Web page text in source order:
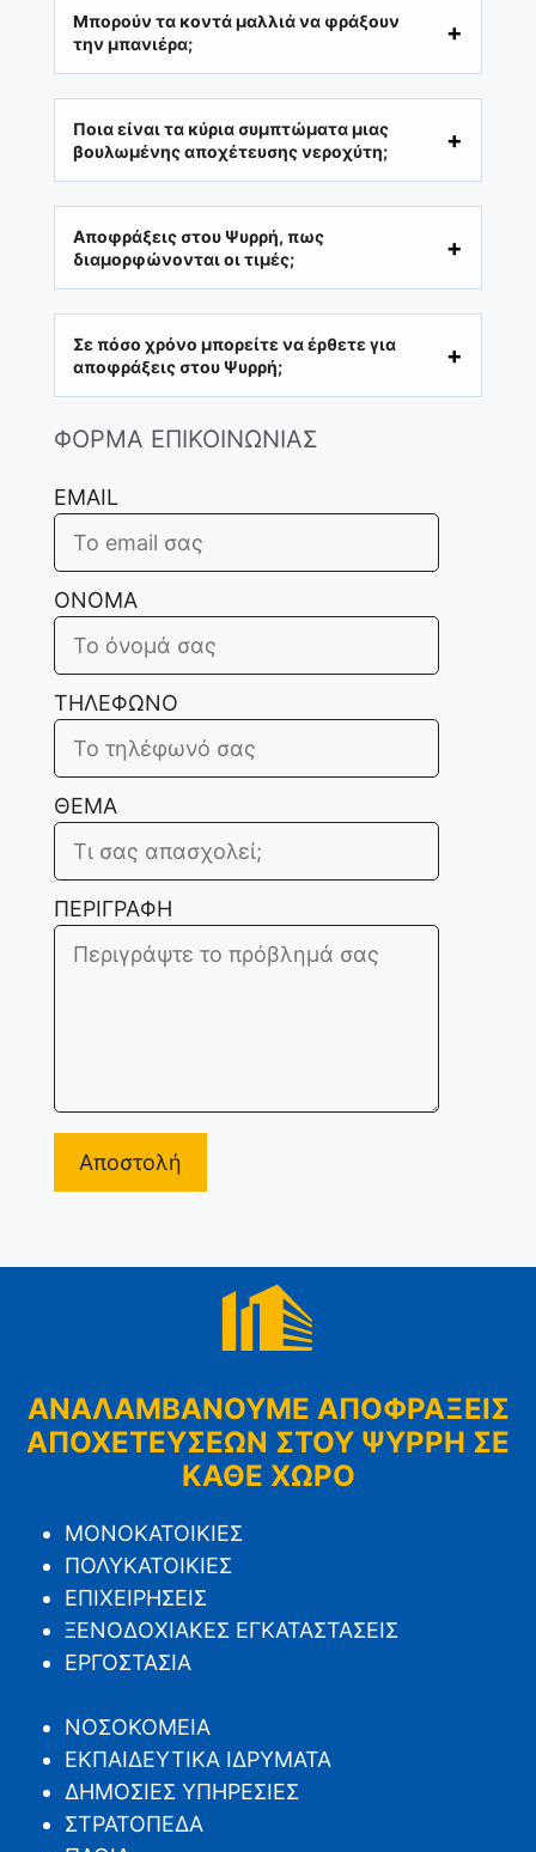
Μπορούν τα κοντά μαλλιά να φράξουν
την μπανιέρα;
Ποια είναι τα κύρια συμπτώματα μιας
βουλωμένης αποχέτευσης νεροχύτη;
Αποφράξεις στου Ψυρρή, πως
διαμορφώνονται οι τιμές;
Σε πόσο χρόνο μπορείτε να έρθετε για
αποφράξεις στου Ψυρρή;
ΦΟΡΜΑ ΕΠΙΚΟΙΝΩΝΙΑΣ
EMAIL
ΟΝΟΜΑ
ΤΗΛΕΦΩΝΟ
ΘΕΜΑ
ΠΕΡΙΓΡΑΦΗ
ΑΝΑΛΑΜΒΑΝΟΥΜΕ ΑΠΟΦΡΑΞΕΙΣ
ΑΠΟΧΕΤΕΥΣΕΩΝ ΣΤΟΥ ΨΥΡΡΗ ΣΕ
ΚΑΘΕ ΧΩΡΟ
ΜΟΝΟΚΑΤΟΙΚΙΕΣ
ΠΟΛΥΚΑΤΟΙΚΙΕΣ
ΕΠΙΧΕΙΡΗΣΕΙΣ
ΞΕΝΟΔΟΧΙΑΚΕΣ ΕΓΚΑΤΑΣΤΑΣΕΙΣ
ΕΡΓΟΣΤΑΣΙΑ
ΝΟΣΟΚΟΜΕΙΑ
ΕΚΠΑΙΔΕΥΤΙΚΑ ΙΔΡΥΜΑΤΑ
ΔΗΜΟΣΙΕΣ ΥΠΗΡΕΣΙΕΣ
ΣΤΡΑΤΟΠΕΔΑ